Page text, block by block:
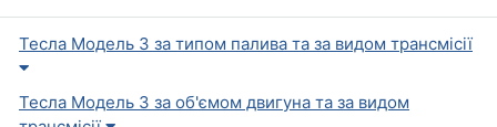
Тесла Модель 3 за типом палива та за видом трансмісії
Тесла Модель 3 за об'ємом двигуна та за видом